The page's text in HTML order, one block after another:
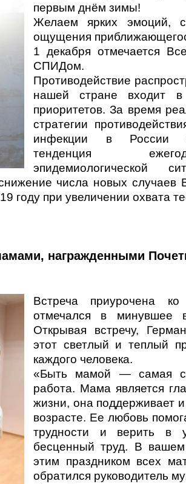
первым днём зимы!
Желаем ярких эмоций,
ощущения
1 декабря отмечается
СПИДом.
Противодействие
нашей стране входит в
приоритетов. За время
стратегии
инфекции в России
тенденция
эпидемиологической
числа новых случаев
году при увеличении охвата
награжденными
Встреча приурочена
отмечался в минувшее
Открывая встречу,
этот светлый и теплый
каждого человека.
«Быть мамой — самая
работа. Мама является
жизни, она поддерживает
возрасте. Ее любовь
трудности и верить в
бесценный труд. В
этим праздником всех
обратился руководитель